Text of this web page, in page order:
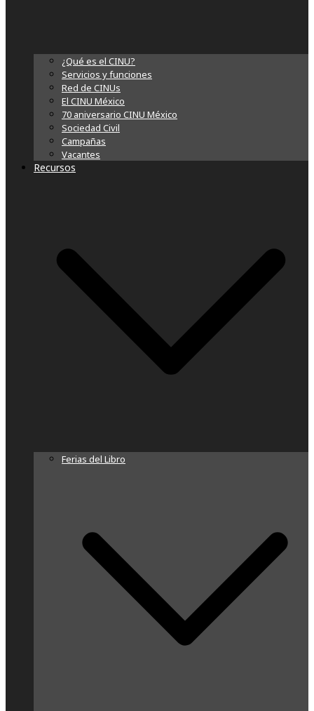
¿Qué es el CINU?
Servicios y funciones
Red de CINUs
El CINU México
70 aniversario CINU México
Sociedad Civil
Campañas
Vacantes
Recursos
Ferias del Libro